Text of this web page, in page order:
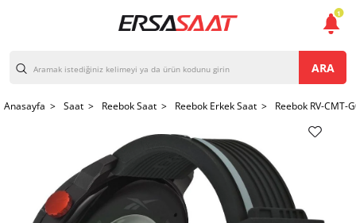
ARA
Anasayfa > Saat > Reebok Saat > Reebok Erkek Saat > Reebok RV-CMT-
1